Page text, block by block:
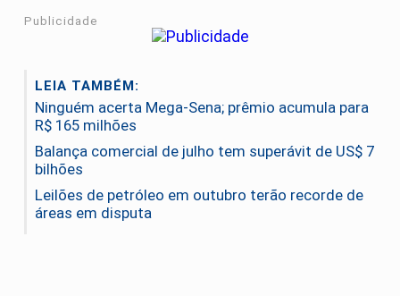
Publicidade
LEIA TAMBÉM:
Ninguém acerta Mega-Sena; prêmio acumula para
R$ 165 milhões
Balança comercial de julho tem superávit de US$ 7
bilhões
Leilões de petróleo em outubro terão recorde de
áreas em disputa